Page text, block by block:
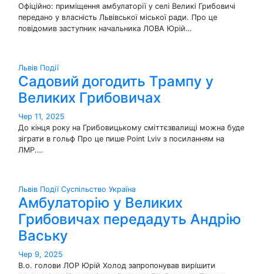
Офіційно: приміщення амбулаторії у селі Великі Грибовичі
передано у власність Львівської міської ради. Про це
повідомив заступник начальника ЛОВА Юрій…
Львів Події
Садовий догодить Трампу у
Великих Грибовичах
Чер 11, 2025
До кінця року на Грибовицькому сміттєзвалищі можна буде
зіграти в гольф Про це пише Point Lviv з посиланням на
ЛМР.…
Львів Події Суспільство Україна
Амбулаторію у Великих
Грибовичах передадуть Андрію
Ваську
Чер 9, 2025
В.о. голови ЛОР Юрій Холод запропонував вирішити